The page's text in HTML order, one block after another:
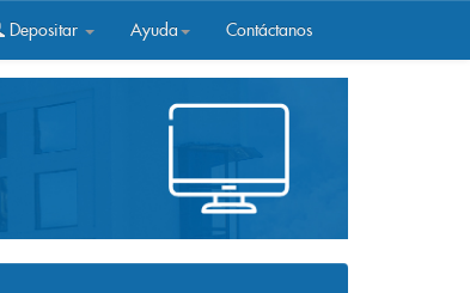
Depositar Ayuda Contáctanos